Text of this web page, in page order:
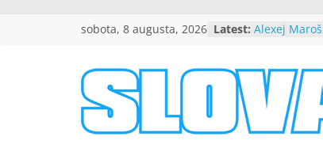
sobota, 8 augusta, 2026 Latest: Alexej
byť
úspechu
Peter
srdciach
Mladí